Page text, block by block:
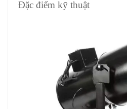
Đặc điểm kỹ thuật